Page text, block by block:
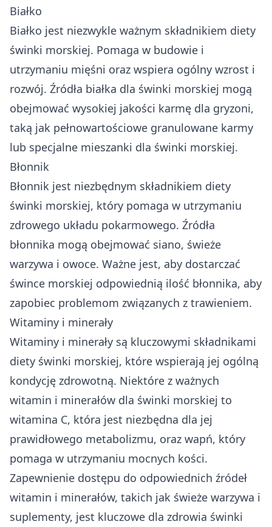
Białko
Białko jest niezwykle ważnym składnikiem diety
świnki morskiej. Pomaga w budowie i
utrzymaniu mięśni oraz wspiera ogólny wzrost i
rozwój. Źródła białka dla świnki morskiej mogą
obejmować wysokiej jakości karmę dla gryzoni,
taką jak pełnowartościowe granulowane karmy
lub specjalne mieszanki dla świnki morskiej.
Błonnik
Błonnik jest niezbędnym składnikiem diety
świnki morskiej, który pomaga w utrzymaniu
zdrowego układu pokarmowego. Źródła
błonnika mogą obejmować siano, świeże
warzywa i owoce. Ważne jest, aby dostarczać
śwince morskiej odpowiednią ilość błonnika, aby
zapobiec problemom związanych z trawieniem.
Witaminy i minerały
Witaminy i minerały są kluczowymi składnikami
diety świnki morskiej, które wspierają jej ogólną
kondycję zdrowotną. Niektóre z ważnych
witamin i minerałów dla świnki morskiej to
witamina C, która jest niezbędna dla jej
prawidłowego metabolizmu, oraz wapń, który
pomaga w utrzymaniu mocnych kości.
Zapewnienie dostępu do odpowiednich źródeł
witamin i minerałów, takich jak świeże warzywa i
suplementy, jest kluczowe dla zdrowia świnki